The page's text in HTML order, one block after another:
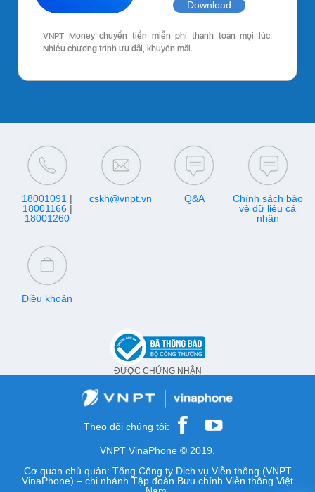
Download
VNPT Money chuyển tiền miễn phí thanh toán mọi lúc.
Nhiều chương trình ưu đãi, khuyến mãi.
18001091 |
18001166|
18001260
cskh@vnpt.vn Q&A
Chính sách bảo
vệ dữ liệu cá
nhân
Điều khoản
ĐƯỢC CHỨNG NHẬN
Theo dõi chúng tôi:
VNPT VinaPhone © 2019.
Cơ quan chủ quản: Tổng Công ty Dịch vụ Viễn thông (VNPT
VinaPhone) – chi nhánh Tập đoàn Bưu chính Viễn thông Việt